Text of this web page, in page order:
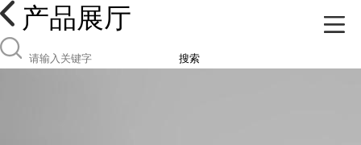
产品展厅
搜索